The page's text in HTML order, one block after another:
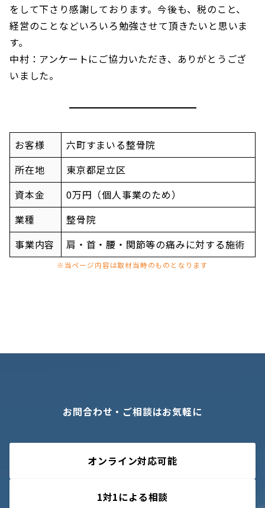
をして下さり感謝しております。今後も、税のこと、
経営のことなどいろいろ勉強させて頂きたいと思いま
す。
中村：アンケートにご協力いただき、ありがとうござ
いました。
お客様
六町すまいる整骨院
所在地
東京都足立区
資本金
0万円（個人事業のため）
業種
整骨院
事業内容
肩・首・腰・関節等の痛みに対する施術
※当ページ内容は取材当時のものとなります
お問合わせ・ご相談はお気軽に
オンライン対応可能
1対1による相談